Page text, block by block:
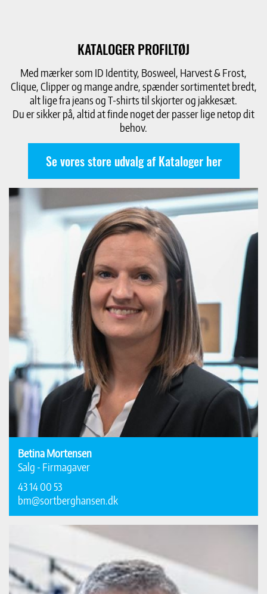
KATALOGER PROFILTØJ
Med mærker som ID Identity, Bosweel, Harvest & Frost,
Clique, Clipper og mange andre, spænder sortimentet bredt,
alt lige fra jeans og T-shirts til skjorter og jakkesæt.
Du er sikker på, altid at finde noget der passer lige netop dit
behov.
Se vores store udvalg af Kataloger her
Betina Mortensen
Salg - Firmagaver
43 14 00 53
bm@sortberghansen.dk